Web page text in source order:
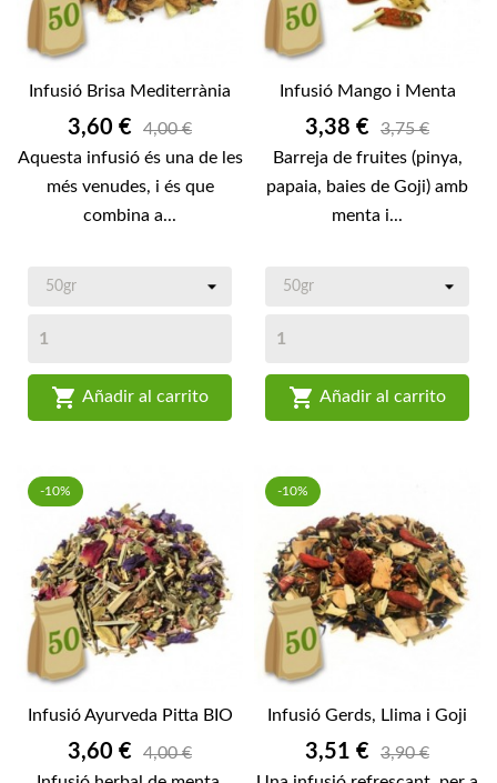
Infusió Brisa Mediterrània
Preu
3,60 €
4,00 €
Aquesta infusió és una de les
més venudes, i és que
combina a...
 Añadir al carrito
Infusió Mango i Menta
Preu
3,38 €
3,75 €
Barreja de fruites (pinya,
papaia, baies de Goji) amb
menta i...
 Añadir al carrito
Infusió Ayurveda Pitta BIO
Preu
3,60 €
4,00 €
-10%
Infusió Gerds, Llima i Goji
Preu
3,51 €
3,90 €
-10%